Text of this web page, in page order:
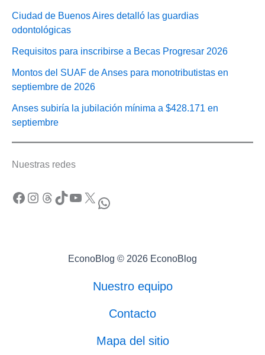
Ciudad de Buenos Aires detalló las guardias
odontológicas
Requisitos para inscribirse a Becas Progresar 2026
Montos del SUAF de Anses para monotributistas en
septiembre de 2026
Anses subiría la jubilación mínima a $428.171 en
septiembre
Nuestras redes
Facebook Instagram Threads TikTok YouTube X WhatsApp
EconoBlog © 2026 EconoBlog
Nuestro equipo
Contacto
Mapa del sitio